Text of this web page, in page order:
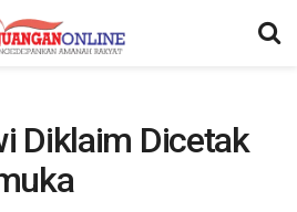
Diklaim Dicetak